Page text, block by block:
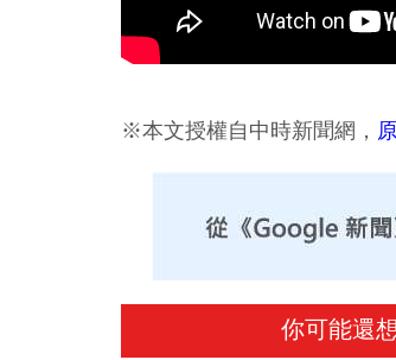
※本文授權自中時新聞網，
你可能還